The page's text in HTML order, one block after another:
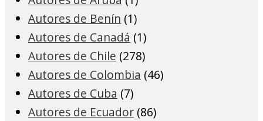
Autores de Benín (1)
Autores de Canadá (1)
Autores de Chile (278)
Autores de Colombia (46)
Autores de Cuba (7)
Autores de Ecuador (86)